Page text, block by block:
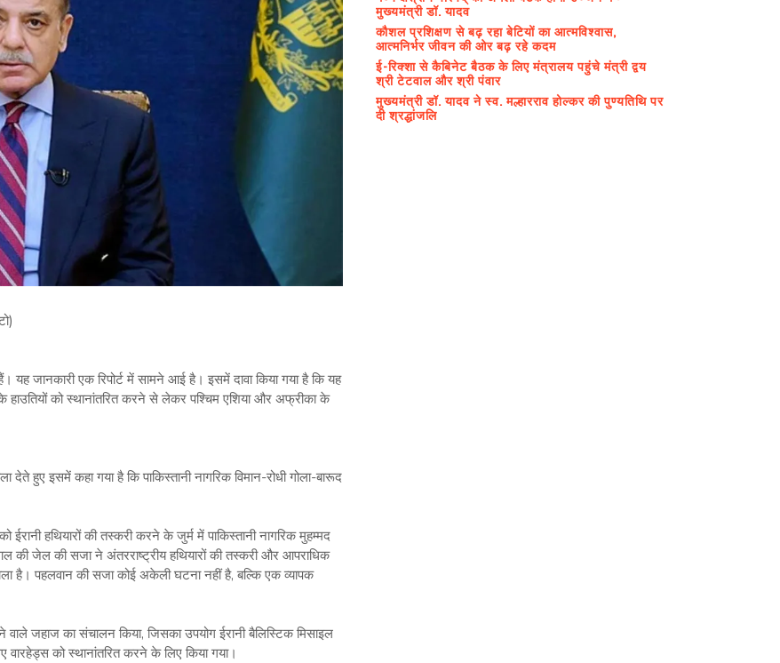
जानकारी एक रिपोर्ट में सामने आई है। इसमें दावा किया गया है कि यह
को स्थानांतरित करने से लेकर पश्चिम एशिया और अफ्रीका के
देते हुए इसमें कहा गया है कि पाकिस्तानी नागरिक विमान-रोधी गोला-बारूद
ईरानी हथियारों की तस्करी करने के जुर्म में पाकिस्तानी नागरिक मुहम्मद
की जेल की सजा ने अंतरराष्ट्रीय हथियारों की तस्करी और आपराधिक
है। पहलवान की सजा कोई अकेली घटना नहीं है, बल्कि एक व्यापक
जहाज का संचालन किया, जिसका उपयोग ईरानी बैलिस्टिक मिसाइल
वारहेड्स को स्थानांतरित करने के लिए किया गया।
मुख्यमंत्री डॉ. यादव
कौशल प्रशिक्षण से बढ़ रहा बेटियों का आत्मविश्वास,
आत्मनिर्भर जीवन की ओर बढ़ रहे कदम
ई-रिक्शा से कैबिनेट बैठक के लिए मंत्रालय पहुंचे मंत्री द्वय
श्री टेटवाल और श्री पंवार
मुख्यमंत्री डॉ. यादव ने स्व. मल्हारराव होल्कर की पुण्यतिथि पर
दी श्रद्धांजलि